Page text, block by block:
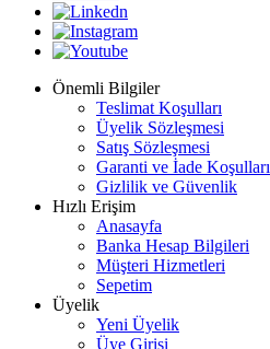
Önemli Bilgiler
Teslimat Koşulları
Üyelik Sözleşmesi
Satış Sözleşmesi
Garanti ve İade Koşulları
Gizlilik ve Güvenlik
Hızlı Erişim
Anasayfa
Banka Hesap Bilgileri
Müşteri Hizmetleri
Sepetim
Üyelik
Yeni Üyelik
Üye Girişi